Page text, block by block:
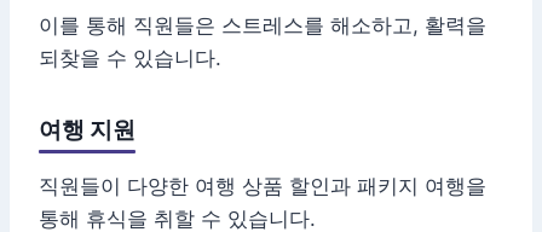
이를 통해 직원들은 스트레스를 해소하고, 활력을
되찾을 수 있습니다.
여행 지원
직원들이 다양한 여행 상품 할인과 패키지 여행을
통해 휴식을 취할 수 있습니다.